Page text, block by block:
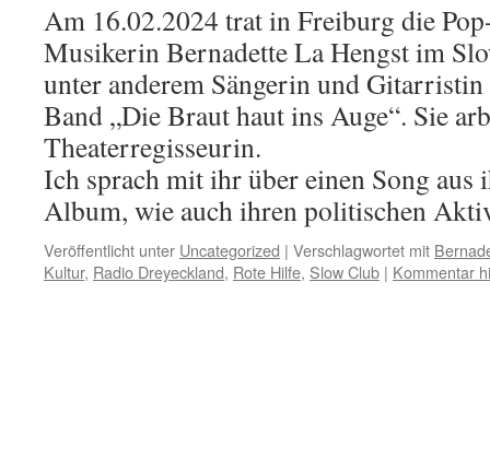
Am 16.02.2024 trat in Freiburg die
Musikerin Bernadette La Hengst im
unter anderem Sängerin und
Band „Die Braut haut ins Auge“. Sie
Theaterregisseurin.
Ich sprach mit ihr über einen Song aus
Album, wie auch ihren politischen
Veröffentlicht unter Uncategorized | Verschlagwortet mit
Kultur, Radio Dreyeckland, Rote Hilfe, Slow Club | Kommentar